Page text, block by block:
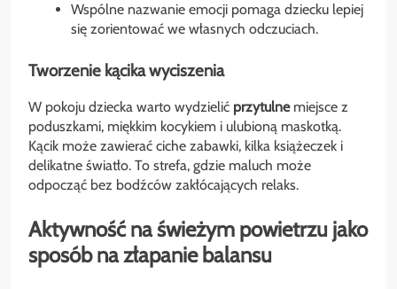
Wspólne nazwanie emocji pomaga dziecku lepiej
się zorientować we własnych odczuciach.
Tworzenie kącika wyciszenia
W pokoju dziecka warto wydzielić przytulnemiejsce z
poduszkami, miękkim kocykiem i ulubioną maskotką.
Kącik może zawierać ciche zabawki, kilka książeczek i
delikatne światło. To strefa, gdzie maluch może
odpocząć bez bodźców zakłócających relaks.
Aktywność na świeżym powietrzu jako
sposób na złapanie balansu